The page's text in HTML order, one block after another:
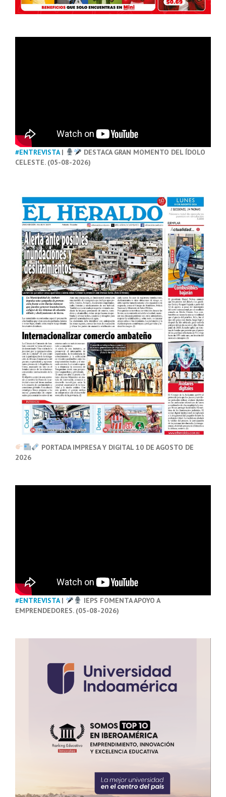
#ENTREVISTA|
DESTACA GRAN MOMENTO DEL ÍDOLO
CELESTE. (05-08-2026)
PORTADA IMPRESA Y DIGITAL 10 DE AGOSTO DE
2026
#ENTREVISTA|
IEPS FOMENTA APOYO A
EMPRENDEDORES. (05-08-2026)